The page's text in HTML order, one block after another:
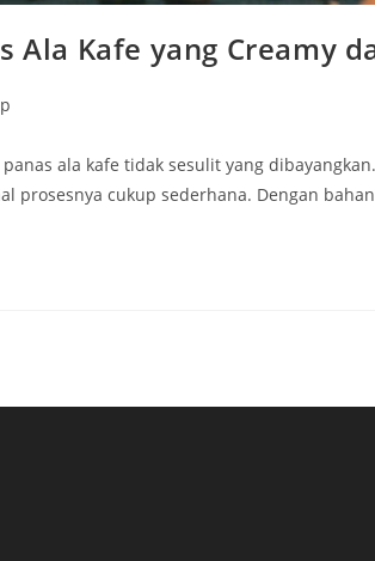
Ala Kafe yang Creamy
ala kafe tidak sesulit yang
prosesnya cukup sederhana. Dengan